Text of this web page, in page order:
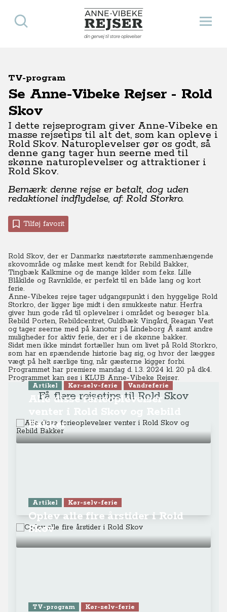
Anne-Vibeke Rejser
din genvej til store oplevelser
Åbn
Søg
TV-program
Se Anne-Vibeke Rejser - Rold
Skov
I dette rejseprogram giver Anne-Vibeke en
masse rejsetips til alt det, som kan opleve i
Rold Skov. Naturoplevelser gør os godt, så
denne gang tager hun seerne med til
skønne naturoplevelser og attraktioner i
Rold Skov.
Bemærk: denne rejse er betalt, dog uden
redaktionel indflydelse, af: Rold Storkro.
Tilføj favorit
Rold Skov, der er Danmarks næststørste sammenhængende
skovområde og måske mest kendt for Rebild Bakker,
Tingbæk Kalkmine og de mange kilder som f.eks. Lille
Blåkilde og Ravnkilde, er perfekt til en både lang og kort
ferie.
Anne-Vibekes rejse tager udgangspunkt i den hyggelige Rold
Storkro, der ligger lige midt i den smukkeste natur. Herfra
giver hun gode råd til oplevelser i området og besøger bl.a.
Rebild Porten, Rebildcentret, Guldbæk Vingård, Reagan Vest
og tager seerne med på kanotur på Lindeborg Å samt andre
muligheder for aktiv ferie, der er i de skønne bakker.
Sidst men ikke mindst fortæller hun om livet på Rold Storkro,
som har en spændende historie bag sig, og hvor der lægges
vægt på helt særlige ting, når gæsterne kigger forbi.
Programmet har premiere mandag d. 1.3. 2024 kl. 20 på dk4.
Programmet kan sesi KLUB Anne-Vibeke Rejser.
Få flere rejsetips til Rold Skov
Artikel Kør-selv-ferie Vandreferie
Alle disse ferieoplevelser
Bakker
Artikel Kør-selv-ferie
Oplev alle fire årstider i Rold
Skov
TV-program Kør-selv-ferie